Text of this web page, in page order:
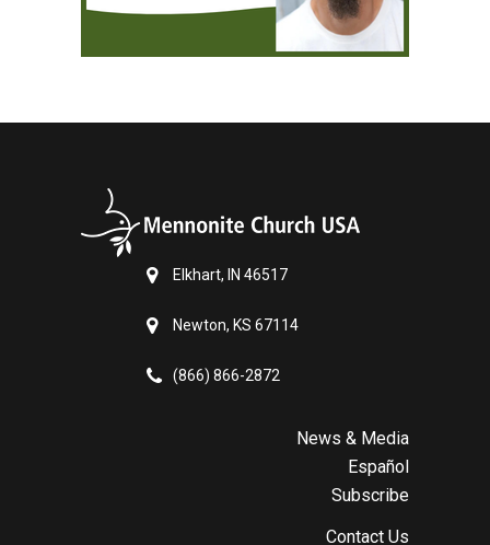
Elkhart, IN 46517
Newton, KS 67114
(866) 866-2872
News & Media
Español
Subscribe
Contact Us